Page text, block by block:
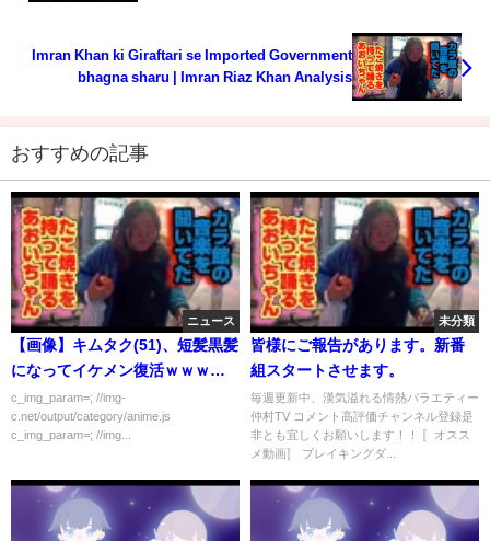
Imran Khan ki Giraftari se Imported Government
bhagna sharu | Imran Riaz Khan Analysis
おすすめの記事
ニュース
【画像】キムタク(51)、短髪黒髪
になってイケメン復活ｗｗｗｗ
ｗ
c_img_param=; //img-
c.net/output/category/anime.js
c_img_param=; //img...
未分類
皆様にご報告があります。新番
組スタートさせます。
毎週更新中、漢気溢れる情熱バラエティー
仲村TV コメント高評価チャンネル登録是
非とも宜しくお願いします！！ 〚オスス
メ動画〛 ブレイキングダ...